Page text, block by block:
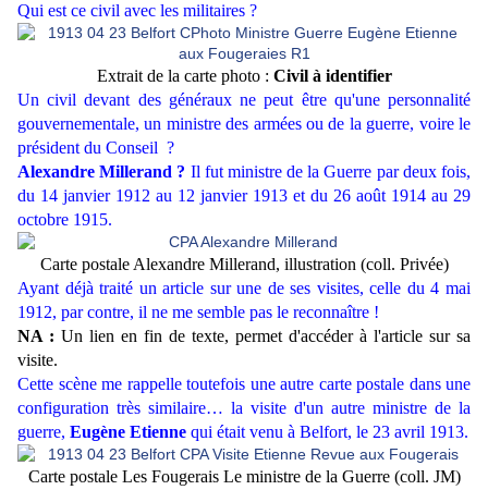
Qui est ce civil avec les militaires ?
Extrait de la carte photo : Civil à identifier
Un civil devant des généraux ne peut être qu'une personnalité
gouvernementale, un ministre des armées ou de la guerre, voire le
président du Conseil ?
Alexandre Millerand ? Il fut ministre de la Guerre par deux fois,
du 14 janvier 1912 au 12 janvier 1913 et du 26 août 1914 au 29
octobre 1915.
Carte postale Alexandre Millerand, illustration (coll. Privée)
Ayant déjà traité un article sur une de ses visites, celle du 4 mai
1912, par contre, il ne me semble pas le reconnaître !
NA : Un lien en fin de texte, permet d'accéder à l'article sur sa
visite.
Cette scène me rappelle toutefois une autre carte postale dans une
configuration très similaire… la visite d'un autre ministre de la
guerre, Eugène Etienne qui était venu à Belfort, le 23 avril 1913.
Carte postale Les Fougerais Le ministre de la Guerre (coll. JM)